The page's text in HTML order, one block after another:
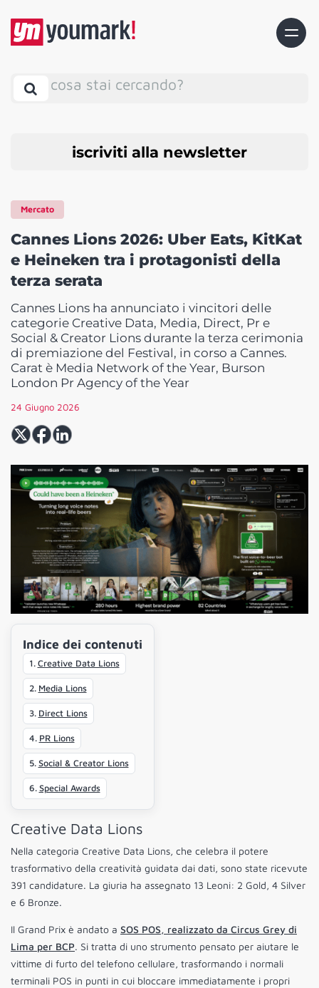
cosa stai cercando?
iscriviti alla newsletter
Mercato
Cannes Lions 2026: Uber Eats, KitKat
e Heineken tra i protagonisti della
terza serata
Cannes Lions ha annunciato i vincitori delle
categorie Creative Data, Media, Direct, Pr e
Social & Creator Lions durante la terza cerimonia
di premiazione del Festival, in corso a Cannes.
Carat è Media Network of the Year, Burson
London Pr Agency of the Year
24 Giugno 2026
Indice dei contenuti
Creative Data Lions
Media Lions
Direct Lions
PR Lions
Social & Creator Lions
Special Awards
Creative Data Lions
Nella categoria Creative Data Lions, che celebra il potere
trasformativo della creatività guidata dai dati, sono state ricevute
391 candidature. La giuria ha assegnato 13 Leoni: 2 Gold, 4 Silver
e 6 Bronze.
Il Grand Prix è andato a SOS POS, realizzato da Circus Grey di
Lima per BCP. Si tratta di uno strumento pensato per aiutare le
vittime di furto del telefono cellulare, trasformando i normali
terminali POS in punti in cui bloccare immediatamente i propri